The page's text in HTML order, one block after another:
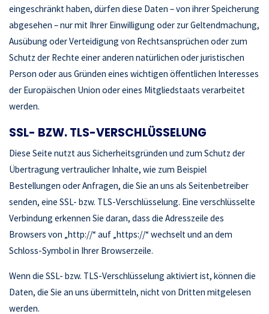
eingeschränkt haben, dürfen diese Daten – von ihrer Speicherung
abgesehen – nur mit Ihrer Einwilligung oder zur Geltendmachung,
Ausübung oder Verteidigung von Rechtsansprüchen oder zum
Schutz der Rechte einer anderen natürlichen oder juristischen
Person oder aus Gründen eines wichtigen öffentlichen Interesses
der Europäischen Union oder eines Mitgliedstaats verarbeitet
werden.
SSL- BZW. TLS-VERSCHLÜSSELUNG
Diese Seite nutzt aus Sicherheitsgründen und zum Schutz der
Übertragung vertraulicher Inhalte, wie zum Beispiel
Bestellungen oder Anfragen, die Sie an uns als Seitenbetreiber
senden, eine SSL- bzw. TLS-Verschlüsselung. Eine verschlüsselte
Verbindung erkennen Sie daran, dass die Adresszeile des
Browsers von „http://“ auf „https://“ wechselt und an dem
Schloss-Symbol in Ihrer Browserzeile.
Wenn die SSL- bzw. TLS-Verschlüsselung aktiviert ist, können die
Daten, die Sie an uns übermitteln, nicht von Dritten mitgelesen
werden.